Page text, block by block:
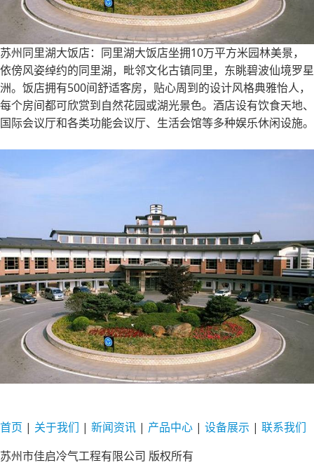
苏州同里湖大饭店：同里湖大饭店坐拥10万平方米园林美景，
依傍风姿绰约的同里湖，毗邻文化古镇同里，东眺碧波仙境罗星
洲。饭店拥有500间舒适客房，贴心周到的设计风格典雅怡人，
每个房间都可欣赏到自然花园或湖光景色。酒店设有饮食天地、
国际会议厅和各类功能会议厅、生活会馆等多种娱乐休闲设施。
首页 | 关于我们 | 新闻资讯 | 产品中心 | 设备展示 | 联系我们
苏州市佳启冷气工程有限公司 版权所有